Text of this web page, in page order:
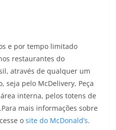
e por tempo limitado
restaurantes do
através de qualquer um
seja pelo McDelivery, Peça
interna, pelos totens de
mais informações sobre
o site do McDonald’s.